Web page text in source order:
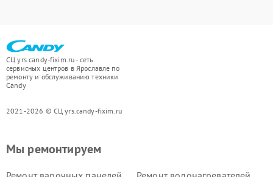
СЦ yrs.candy-fixim.ru - сеть
сервисных центров в Ярославле по
ремонту и обслуживанию техники
Candy
2021-2026 © СЦ yrs.candy-fixim.ru
Мы ремонтируем